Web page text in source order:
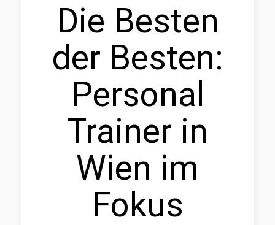
Die Besten
der Besten:
Personal
Trainer in
Wien im
Fokus